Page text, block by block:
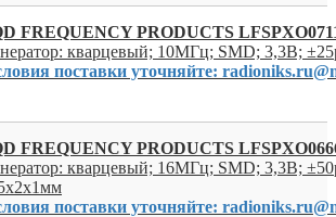
FREQUENCY PRODUCTS
кварцевый; 10МГц; SMD; 3,3В;
поставки уточняйте:
FREQUENCY PRODUCTS
кварцевый; 16МГц; SMD; 3,3В;
поставки уточняйте: